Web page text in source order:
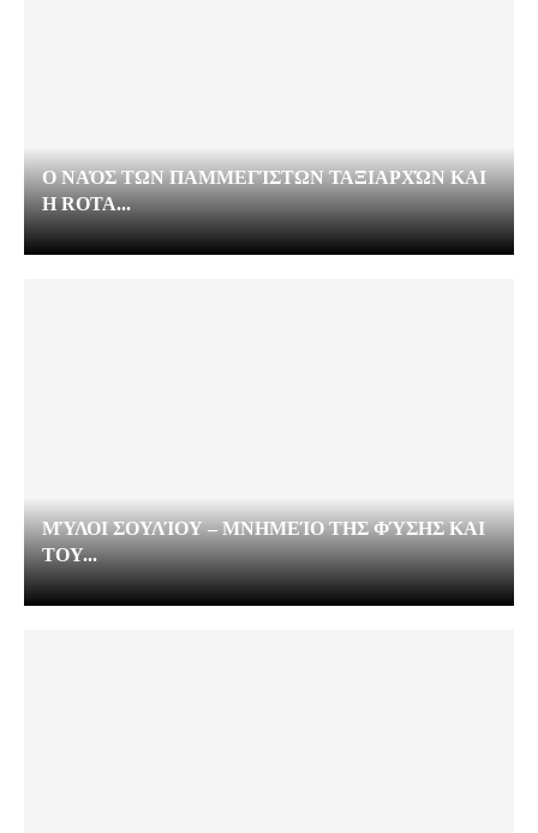
Ο ΝΑΌΣ ΤΩΝ ΠΑΜΜΕΓΊΣΤΩΝ ΤΑΞΙΑΡΧΏΝ ΚΑΙ
Η ROTA...
ΜΎΛΟΙ ΣΟΥΛΊΟΥ – ΜΝΗΜΕΊΟ ΤΗΣ ΦΎΣΗΣ ΚΑΙ
ΤΟΥ...